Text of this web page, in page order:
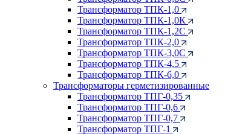
Трансформатор ТПК-1,0
Трансформатор ТПК-1,0К
Трансформатор ТПК-1,2С
Трансформатор ТПК-2,0
Трансформатор ТПК-3,0С
Трансформатор ТПК-4,5
Трансформатор ТПК-6,0
Трансформаторы герметизированные
Трансформатор ТПГ-0,35
Трансформатор ТПГ-0,6
Трансформатор ТПГ-0,7
Трансформатор ТПГ-1